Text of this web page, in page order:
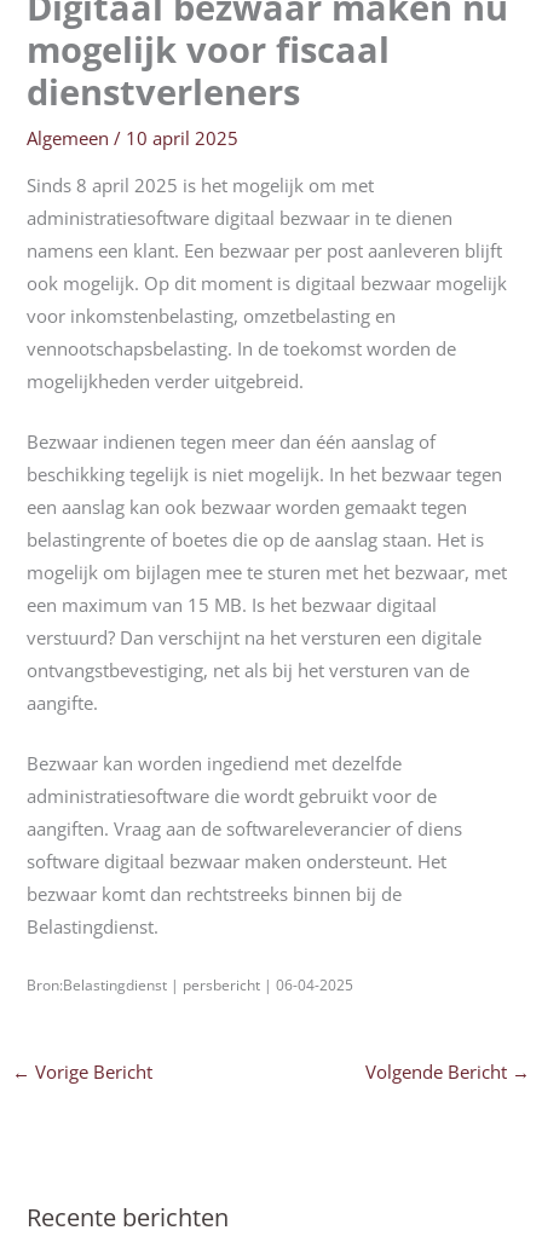
mogelijk voor fiscaal
dienstverleners
Algemeen / 10 april 2025
Sinds 8 april 2025 is het mogelijk om met
administratiesoftware digitaal bezwaar in te dienen
namens een klant. Een bezwaar per post aanleveren blijft
ook mogelijk. Op dit moment is digitaal bezwaar mogelijk
voor inkomstenbelasting, omzetbelasting en
vennootschapsbelasting. In de toekomst worden de
mogelijkheden verder uitgebreid.
Bezwaar indienen tegen meer dan één aanslag of
beschikking tegelijk is niet mogelijk. In het bezwaar tegen
een aanslag kan ook bezwaar worden gemaakt tegen
belastingrente of boetes die op de aanslag staan. Het is
mogelijk om bijlagen mee te sturen met het bezwaar, met
een maximum van 15 MB. Is het bezwaar digitaal
verstuurd? Dan verschijnt na het versturen een digitale
ontvangstbevestiging, net als bij het versturen van de
aangifte.
Bezwaar kan worden ingediend met dezelfde
administratiesoftware die wordt gebruikt voor de
aangiften. Vraag aan de softwareleverancier of diens
software digitaal bezwaar maken ondersteunt. Het
bezwaar komt dan rechtstreeks binnen bij de
Belastingdienst.
Bron:Belastingdienst | persbericht | 06-04-2025
← Vorige Bericht Volgende Bericht →
Recente berichten